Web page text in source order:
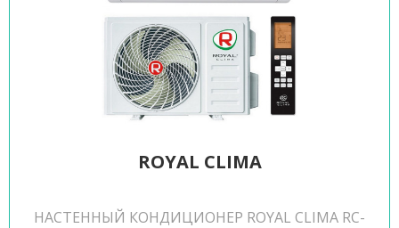
ROYAL CLIMA
НАСТЕННЫЙ КОНДИЦИОНЕР ROYAL CLIMA RC-